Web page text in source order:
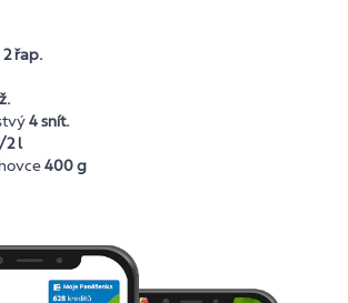
2 řap.
4 snít.
2 l
400 g